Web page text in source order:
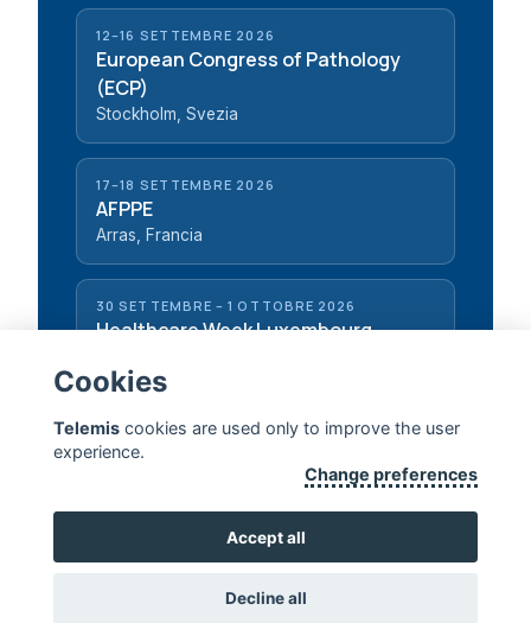
12–16 SETTEMBRE 2026
European Congress of Pathology
(ECP)
Stockholm, Svezia
17–18 SETTEMBRE 2026
AFPPE
Arras, Francia
30 SETTEMBRE – 1 OTTOBRE 2026
Healthcare Week Luxembourg
CONTATTACI
Cookies
Telemiscookies are used only to improve the user
experience.
Change preferences
Accept all
Decline all